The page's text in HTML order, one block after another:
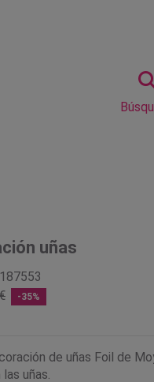
uñas
-35%
de uñas Foil de
uñas.